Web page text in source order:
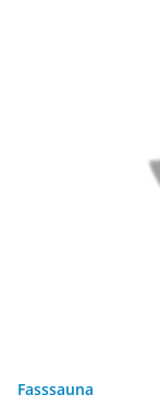
Fasssauna